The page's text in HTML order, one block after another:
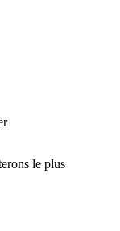
le plus